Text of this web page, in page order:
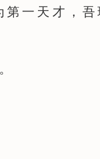
一天才，吾